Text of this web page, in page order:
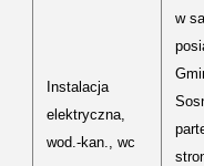
Instalacja
elektryczna,
wod.-kan., wc
w